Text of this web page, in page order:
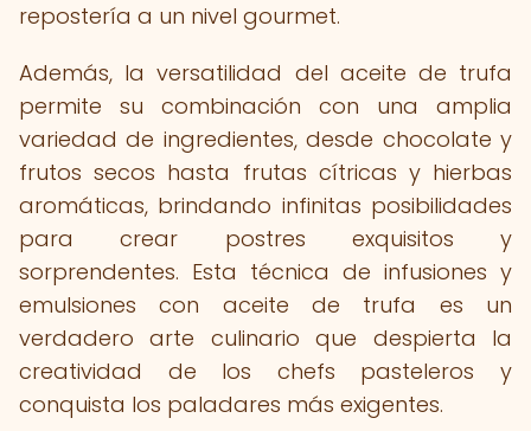
repostería a un nivel gourmet.
Además, la versatilidad del aceite de trufa
permite su combinación con una amplia
variedad de ingredientes, desde chocolate y
frutos secos hasta frutas cítricas y hierbas
aromáticas, brindando infinitas posibilidades
para crear postres exquisitos y
sorprendentes. Esta técnica de infusiones y
emulsiones con aceite de trufa es un
verdadero arte culinario que despierta la
creatividad de los chefs pasteleros y
conquista los paladares más exigentes.